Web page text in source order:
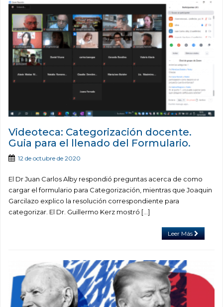
Videoteca: Categorización docente.
Guia para el llenado del Formulario.
12 de octubre de 2020
El Dr Juan Carlos Alby respondió preguntas acerca de como
cargar el formulario para Categorización, mientras que Joaquin
Garcilazo explico la resolución correspondiente para
categorizar. El Dr. Guillermo Kerz mostró […]
Leer Más